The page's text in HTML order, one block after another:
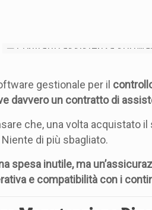
gestionale per il
davvero un contratto di
che, una volta acquistato il
Niente di più sbagliato.
spesa inutile, ma
e compatibilità con i